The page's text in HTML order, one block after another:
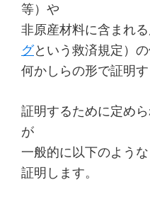
た
関
税
削
手
法
を
紹
等）や
非原産材料に含まれ
グという救済規定）
何かしらの形で証明す
証明するために定め
が
一般的に以下のよう
証明します。